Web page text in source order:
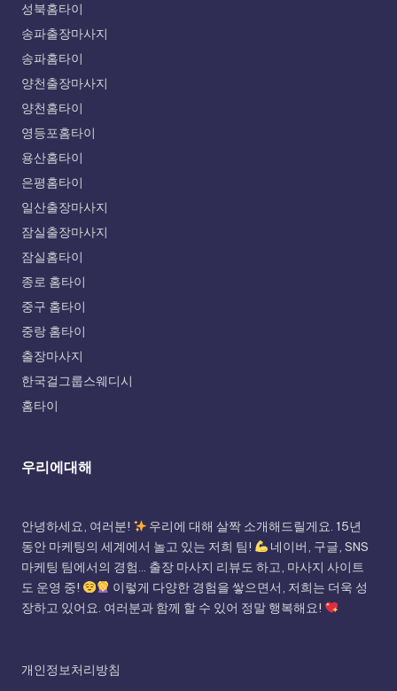
성북홈타이
송파출장마사지
송파홈타이
양천출장마사지
양천홈타이
영등포홈타이
용산홈타이
은평홈타이
일산출장마사지
잠실출장마사지
잠실홈타이
종로 홈타이
중구 홈타이
중랑 홈타이
출장마사지
한국걸그룹스웨디시
홈타이
우리에대해
안녕하세요, 여러분!
우리에 대해 살짝 소개해드릴게요. 15년
동안 마케팅의 세계에서 놀고 있는 저희 팀!
네이버, 구글, SNS
마케팅 팀에서의 경험... 출장 마사지 리뷰도 하고, 마사지 사이트
도 운영 중!
이렇게 다양한 경험을 쌓으면서, 저희는 더욱 성
장하고 있어요. 여러분과 함께 할 수 있어 정말 행복해요!
개인정보처리방침